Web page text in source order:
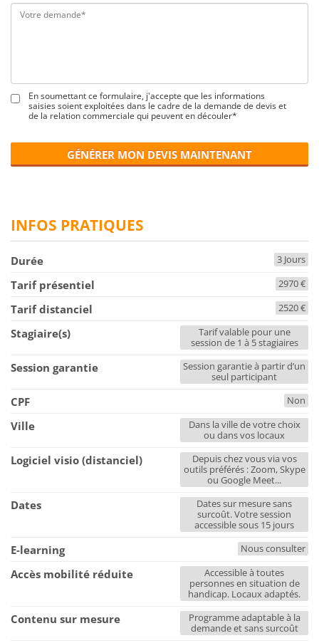
En soumettant ce formulaire, j'accepte que les informations
saisies soient exploitées dans le cadre de la demande de devis et
de la relation commerciale qui peuvent en découler*
GÉNÉRER MON DEVIS MAINTENANT
INFOS PRATIQUES
Durée 3 Jours
Tarif présentiel 2970 €
Tarif distanciel 2520 €
Stagiaire(s)
Tarif valable pour une
session de 1 à 5 stagiaires
Session garantie
Session garantie à partir d’un
seul participant
CPF Non
Ville
Dans la ville de votre choix
ou dans vos locaux
Logiciel visio (distanciel)
Depuis chez vous via vos
outils préférés : Zoom, Skype
ou Google Meet...
Dates
Dates sur mesure sans
surcoût. Votre session
accessible sous 15 jours
E-learning Nous consulter
Accès mobilité réduite
Accessible à toutes
personnes en situation de
handicap. Locaux adaptés.
Contenu sur mesure
Programme adaptable à la
demande et sans surcoût